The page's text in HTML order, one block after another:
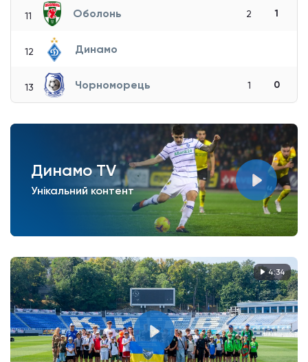
11 Оболонь 2 1
12 Динамо
13 Чорноморець 1 0
Динамо TV
Унікальний контент
4:34